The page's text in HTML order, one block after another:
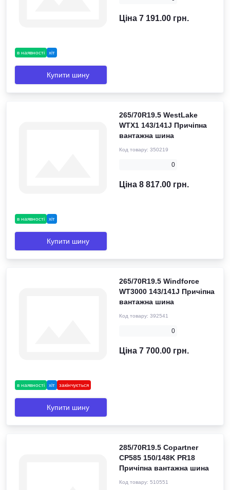
в наявності хіт
Ціна 7 191.00 грн.
Купити шину
в наявності хіт
265/70R19.5 WestLake
WTX1 143/141J Причіпна
вантажна шина
Код товару: 350219
0
Ціна 8 817.00 грн.
Купити шину
в наявності хіт закінчується
265/70R19.5 Windforce
WT3000 143/141J Причіпна
вантажна шина
Код товару: 392541
0
Ціна 7 700.00 грн.
Купити шину
285/70R19.5 Copartner
СР585 150/148K PR18
Причіпна вантажна шина
Код товару: 510551